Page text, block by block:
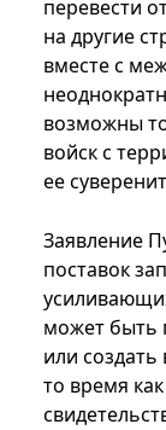
перевести
на другие
вместе с
возможны
войск с
ее
Заявление
поставок
может быть
или создать
то время